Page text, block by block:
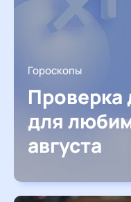
Гороскопы
Проверка
для
августа